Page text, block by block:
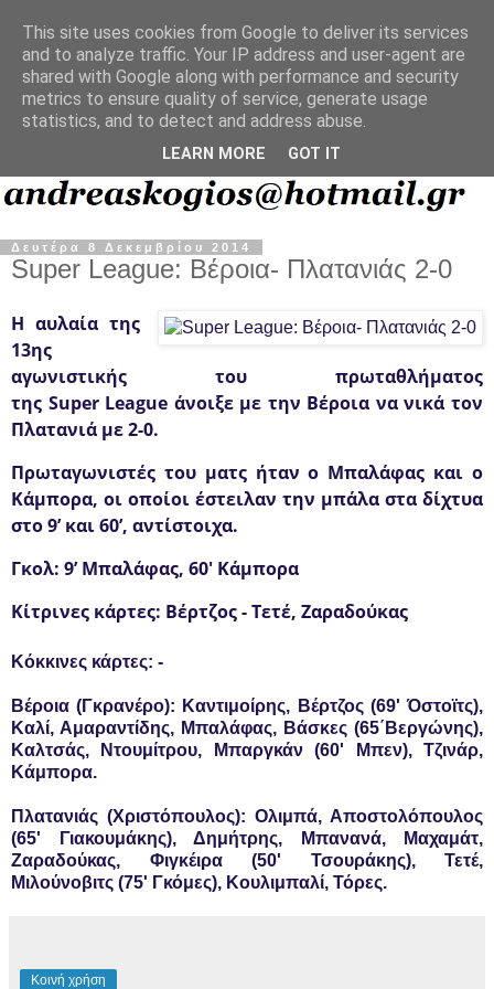
Δευτέρα 8 Δεκεμβρίου 2014
Super League: Βέροια- Πλατανιάς 2-0
Η αυλαία της
13ης
αγωνιστικής του πρωταθλήματος
της Super League άνοιξε με την Βέροια να νικά τον
Πλατανιά με 2-0.
Πρωταγωνιστές του ματς ήταν ο Μπαλάφας και ο
Κάμπορα, οι οποίοι έστειλαν την μπάλα στα δίχτυα
στο 9’ και 60’, αντίστοιχα.
Γκολ: 9’ Μπαλάφας, 60' Κάμπορα
Κίτρινες κάρτες: Βέρτζος - Τετέ, Ζαραδούκας
Κόκκινες κάρτες: -
Βέροια (Γκρανέρο): Καντιμοίρης, Βέρτζος (69' Όστοϊτς),
Καλί, Αμαραντίδης, Μπαλάφας, Βάσκες (65΄Βεργώνης),
Καλτσάς, Ντουμίτρου, Μπαργκάν (60' Μπεν), Τζινάρ,
Κάμπορα.
Πλατανιάς (Χριστόπουλος): Ολιμπά, Αποστολόπουλος
(65' Γιακουμάκης), Δημήτρης, Μπανανά, Μαχαμάτ,
Ζαραδούκας, Φιγκέιρα (50' Τσουράκης), Τετέ,
Μιλούνοβιτς (75' Γκόμες), Κουλιμπαλί, Τόρες.
Κοινή χρήση
This site uses cookies from Google to deliver its services
and to analyze traffic. Your IP address and user-agent are
shared with Google along with performance and security
metrics to ensure quality of service, generate usage
statistics, and to detect and address abuse.
LEARN MORE GOT IT